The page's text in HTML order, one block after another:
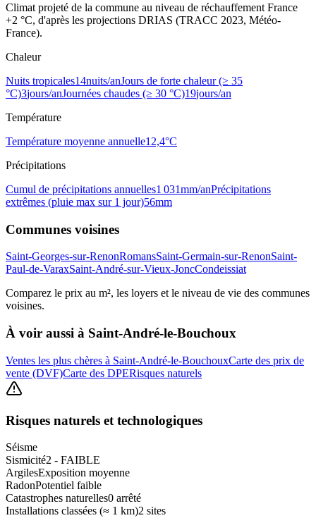
Climat projeté de la commune au niveau de réchauffement France
+2 °C, d'après les projections DRIAS (TRACC 2023, Météo-
France).
Chaleur
Nuits tropicales14nuits/anJours de forte chaleur (≥ 35
°C)3jours/anJournées chaudes (≥ 30 °C)19jours/an
Température
Température moyenne annuelle12,4°C
Précipitations
Cumul de précipitations annuelles1 031mm/anPrécipitations
extrêmes (pluie max sur 1 jour)56mm
Communes voisines
Saint-Georges-sur-RenonRomansSaint-Germain-sur-RenonSaint-
Paul-de-VaraxSaint-André-sur-Vieux-JoncCondeissiat
Comparez le prix au m², les loyers et le niveau de vie des communes
voisines.
À voir aussi à Saint-André-le-Bouchoux
Ventes les plus chères à Saint-André-le-BouchouxCarte des prix de
vente (DVF)Carte des DPERisques naturels
Risques naturels et technologiques
Séisme
Sismicité2 - FAIBLE
ArgilesExposition moyenne
RadonPotentiel faible
Catastrophes naturelles0 arrêté
Installations classées (≈ 1 km)2 sites